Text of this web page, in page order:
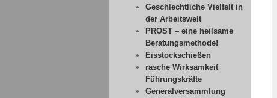
Geschlechtliche Vielfalt in
der Arbeitswelt
PROST – eine heilsame
Beratungsmethode!
Eisstockschießen
rasche Wirksamkeit
Führungskräfte
Generalversammlung